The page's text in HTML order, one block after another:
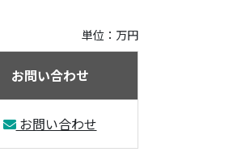
単位：万円
お問い合わせ
お問い合わせ